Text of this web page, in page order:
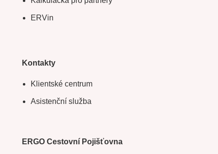
ERVin
Kontakty
Klientské centrum
Asistenční služba
ERGO Cestovní Pojišťovna